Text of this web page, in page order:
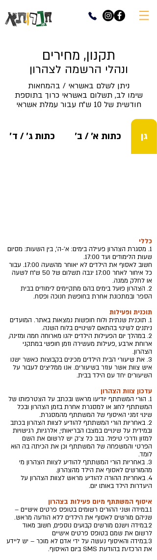
תקנון, מחירים
ונהלי הרשמה לצהרון
ניתן לשלם באשראי / בהמחאות
שימו לב, תשלום באשראי כרוך בתוספת
חודשית של 10 ש״ח עבור עמלת אשראי
גן כתות א׳ / ב׳ כתות ג׳ / ד׳
כללי
1. מסגרת הצהרון פעילה בימים: א׳-ה׳, בין השעות: מסיום
שעות הלימודים ועד 17:00.
חשוב לאסוף את הילדים לא יאוחר מהשעה 17:00. עבור
כל איחור לאחר 17:00 יגבה תשלום של 50 ש״ח לשעה
או לחלק ממנה.
2. הצהרון פועל בימים בהם מתקיימים לימודים בבית
הספר ובמתכונת אחרת בחופשת חנוכה ופסח.
תוכנית ופעילות
1. תוכנית שנתית ולוח חופשות נמצאות באתר. המועדים
ניתנים לשינוי בהתאם לשינויים בלוח השנה.
2. במהלך יום הפעילות הילדים יהנו מארוחה חמה ומזינה,
ארוחת ארבע ,פעילות מעשירה וזמן חופשי במתקני
הצהרון.
3. את שיעורי הבית הילדים מכינים בקבוצות כאשר ישנו
איש צוות אשר עוזר בשיעורים. אנו ממליצים לעבור על
השיעורים יחד עם הילד בבית.
עדכון צוות הצהרון
1. הורי המשתתף יודיעו מראש ובכתב על הצטרפותו של
המשתתף לחוג או למסגרת אחרת בזמן הצהרון ובכל
שינוי זמני האיסוף של המשתתף מהמסגרת.
2. באחריות הורי המשתתף להודיע לצוות הצהרון בכתב
ובמידית על שינויים במצבו הבריאותי, אלרגיות, רגישויות
למזון ודרכי טיפול. בגב כל צ'ק יש לרשום את השם
הפרטי והמשפחה של המשתתף וכן את הכיתה בה הוא
לומד.
3. באחריות הורי המשתתף להודיע לצוות הצהרון מי
מהמורשים לאסוף את הילד מהצהרון.
4. באחריות ההורה להודיע מראש לצוות הצהרון על
היעדרות הילד באותו יום.
איסוף המשתתף מיום פעילות בצהרון
1.במידה ושני ההורים רשומים בטופס פרטים אישיים –
שניהם מורשים לאסוף את הילדים ללא הודעה מראש.
2.במידה וישנם מורשים קבועים נוספים, חשוב מאוד
לרשום את שמם בטופס פרטים אישיים
3.במידה והאיסוף נעשה על ידי אדם לא מוכר – יש ליידע
את הרכז/ת בהודעת SMS ביום האיסוף.